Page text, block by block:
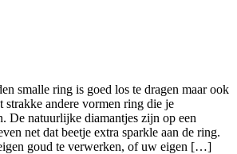
smalle ring is goed los te dragen maar ook
strakke andere vormen ring die je
De natuurlijke diamantjes zijn op een
net dat beetje extra sparkle aan de ring.
goud te verwerken, of uw eigen […]